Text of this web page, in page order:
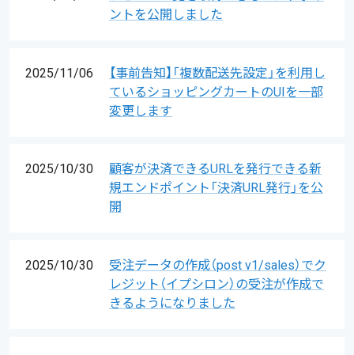
ントを公開しました
2025/11/06
【事前告知】「複数配送先設定」を利用し
ているショッピングカートのUIを一部
変更します
2025/10/30
顧客が決済できるURLを発行できる新
規エンドポイント「決済URL発行」を公
開
2025/10/30
受注データの作成（post v1/sales）でク
レジット（イプシロン）の受注が作成で
きるようになりました